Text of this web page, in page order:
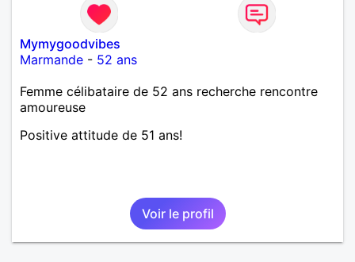
Mymygoodvibes
Marmande - 52 ans
Femme célibataire de 52 ans recherche rencontre
amoureuse
Positive attitude de 51 ans!
Voir le profil